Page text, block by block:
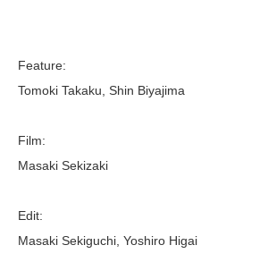
Feature:
Tomoki Takaku, Shin Biyajima
Film:
Masaki Sekizaki
Edit:
Masaki Sekiguchi, Yoshiro Higai